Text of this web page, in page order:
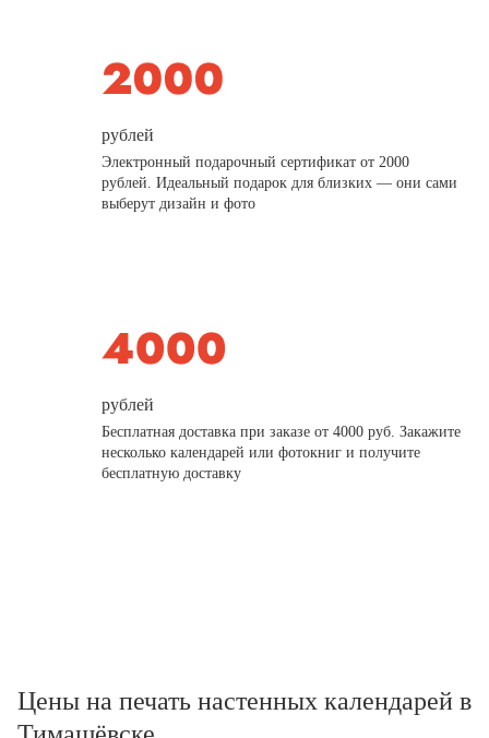
рублей
Электронный подарочный сертификат от 2000
рублей. Идеальный подарок для близких — они сами
выберут дизайн и фото
рублей
Бесплатная доставка при заказе от 4000 руб. Закажите
несколько календарей или фотокниг и получите
бесплатную доставку
Цены на печать настенных календарей в